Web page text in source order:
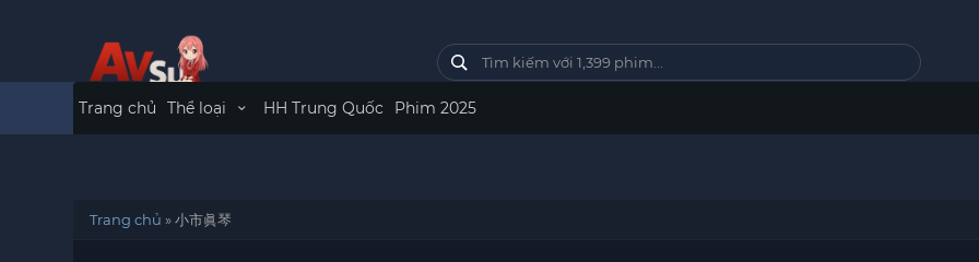
Trang chủ Thể loại HH Trung Quốc Phim 2025
Trang chủ »小市眞琴